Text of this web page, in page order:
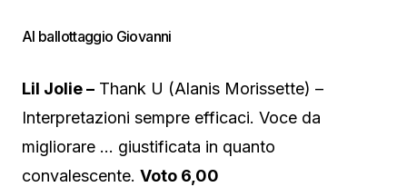
Al ballottaggio Giovanni
Lil Jolie – Thank U (Alanis Morissette) –
Interpretazioni sempre efficaci. Voce da
migliorare … giustificata in quanto
convalescente. Voto 6,00